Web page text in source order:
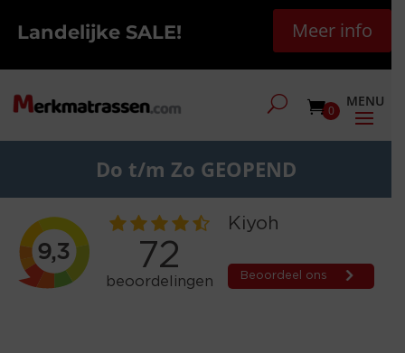
Landelijke SALE! Meer info
0
Do t/m Zo GEOPEND